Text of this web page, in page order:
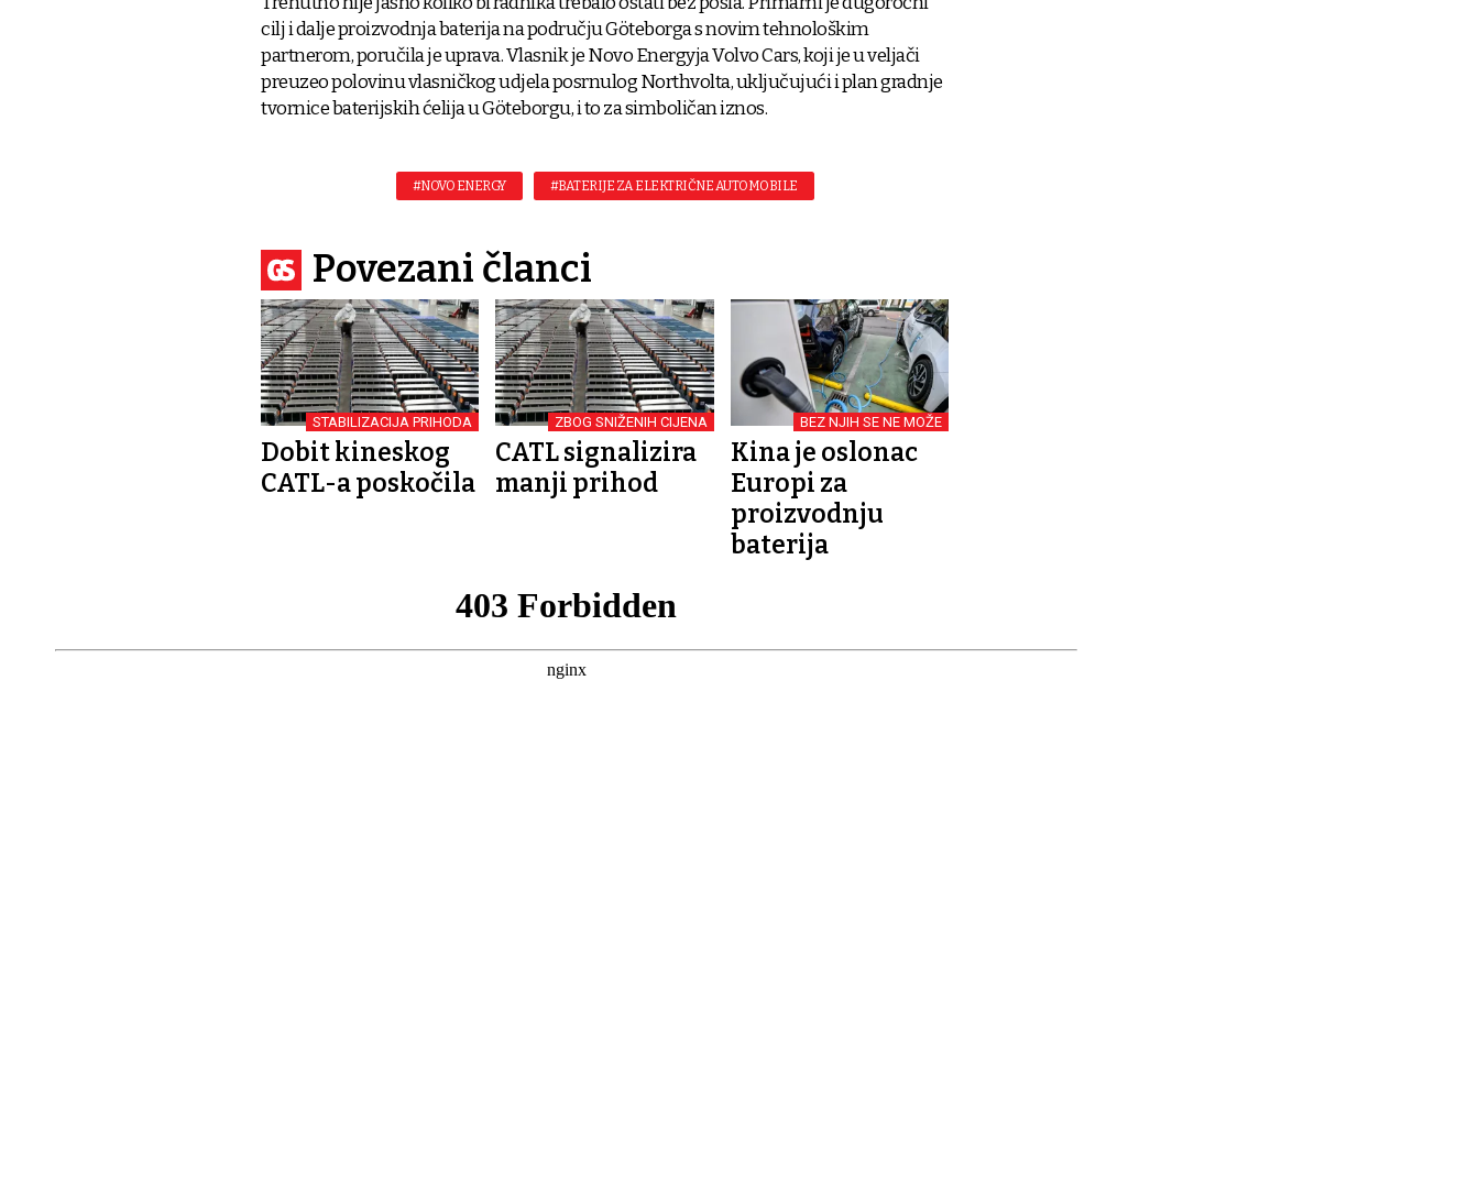
cilj i dalje proizvodnja baterija na području Göteborga s novim tehnološkim
partnerom, poručila je uprava. Vlasnik je Novo Energyja Volvo Cars, koji je u veljači
preuzeo polovinu vlasničkog udjela posrnulog Northvolta, uključujući i plan gradnje
tvornice baterijskih ćelija u Göteborgu, i to za simboličan iznos.
#NOVO ENERGY #BATERIJE ZA ELEKTRIČNE AUTOMOBILE
Povezani članci
STABILIZACIJA PRIHODA
Dobit kineskog
CATL-a poskočila
ZBOG SNIŽENIH CIJENA
CATL signalizira
manji prihod
BEZ NJIH SE NE MOŽE
Kina je oslonac
Europi za
proizvodnju
baterija